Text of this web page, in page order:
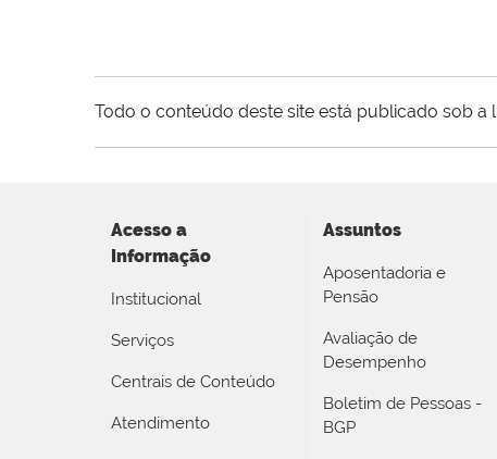
Todo o conteúdo deste site está publicado sob a
Acesso a
Informação
Institucional
Serviços
Centrais de Conteúdo
Atendimento
Assuntos
Aposentadoria e
Pensão
Avaliação de
Desempenho
Boletim de Pessoas -
BGP